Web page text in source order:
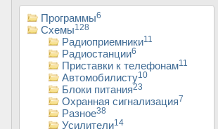
Программы6
Схемы128
Радиоприемники11
Радиостанции6
Приставки к телефонам11
Автомобилисту10
Блоки питания23
Охранная сигнализация7
Разное38
Усилители14